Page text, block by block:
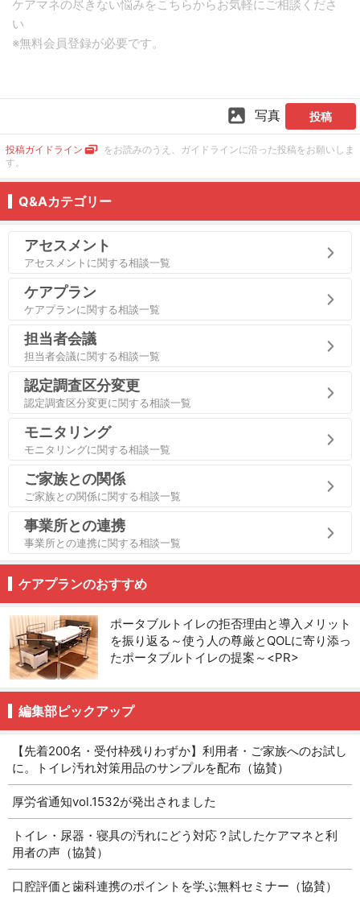
写真 投稿
投稿ガイドライン
をお読みのうえ、ガイドラインに沿った投稿をお願いしま
す。
Q&Aカテゴリー
アセスメント
アセスメントに関する相談一覧
ケアプラン
ケアプランに関する相談一覧
担当者会議
担当者会議に関する相談一覧
認定調査区分変更
認定調査区分変更に関する相談一覧
モニタリング
モニタリングに関する相談一覧
ご家族との関係
ご家族との関係に関する相談一覧
事業所との連携
事業所との連携に関する相談一覧
ケアプランのおすすめ
ポータブルトイレの拒否理由と導入メリット
を振り返る～使う人の尊厳とQOLに寄り添っ
たポータブルトイレの提案～<PR>
編集部ピックアップ
【先着200名・受付枠残りわずか】利用者・ご家族へのお試し
に。トイレ汚れ対策用品のサンプルを配布（協賛）
厚労省通知vol.1532が発出されました
トイレ・尿器・寝具の汚れにどう対応？試したケアマネと利
用者の声（協賛）
口腔評価と歯科連携のポイントを学ぶ無料セミナー（協賛）